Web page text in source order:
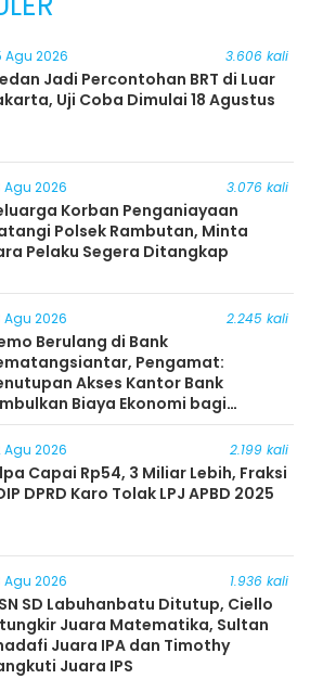
Agu 2026 3.606 kali
Jadi Percontohan BRT di Luar
Uji Coba Dimulai 18 Agustus
Agu 2026 3.076 kali
Korban Penganiayaan
Polsek Rambutan, Minta
Pelaku Segera Ditangkap
Agu 2026 2.245 kali
Berulang di Bank
Pengamat:
Akses Kantor Bank
Biaya Ekonomi bagi
Agu 2026 2.199 kali
Capai Rp54, 3 Miliar Lebih, Fraksi
DPRD Karo Tolak LPJ APBD 2025
Agu 2026 1.936 kali
SD Labuhanbatu Ditutup, Ciello
Juara Matematika, Sultan
Juara IPA dan Timothy
Juara IPS